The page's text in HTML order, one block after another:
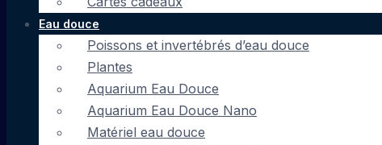
Eau douce
Poissons et invertébrés d’eau douce
Plantes
Aquarium Eau Douce
Aquarium Eau Douce Nano
Matériel eau douce